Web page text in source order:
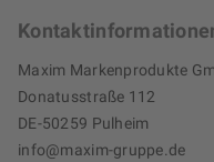
Maxim Markenprodukte
Donatusstraße 112
DE-50259 Pulheim
info@maxim-gruppe.de